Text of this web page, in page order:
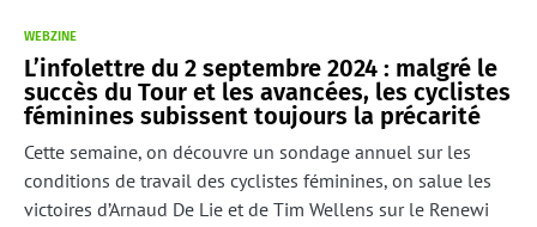
WEBZINE
L’infolettre du 2 septembre 2024 : malgré le
succès du Tour et les avancées, les cyclistes
féminines subissent toujours la précarité
Cette semaine, on découvre un sondage annuel sur les
conditions de travail des cyclistes féminines, on salue les
victoires d’Arnaud De Lie et de Tim Wellens sur le Renewi